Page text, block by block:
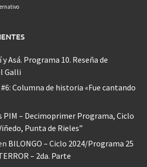
y Asá. Programa 10. Reseña de
Galli
Columna de historia «Fue cantando
– Decimoprimer Programa, Ciclo
Punta de Rieles”
BILONGO – Ciclo 2024/Programa 25
– 2da. Parte